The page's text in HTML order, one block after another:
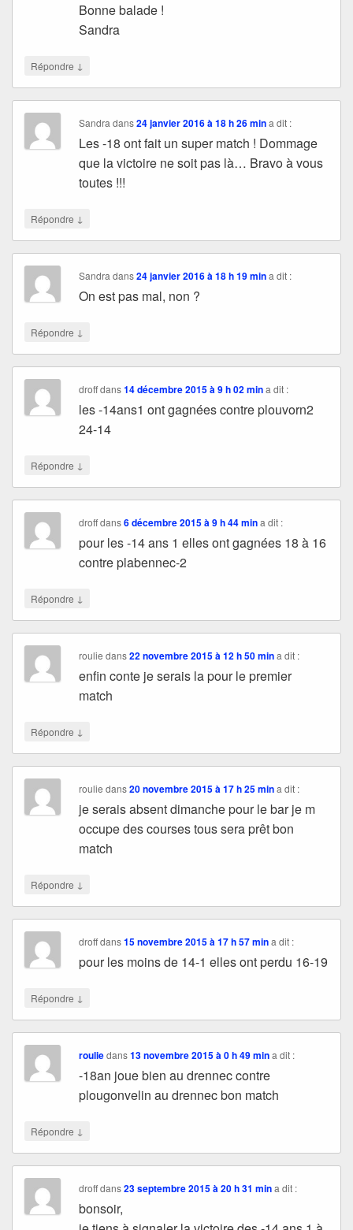
Bonne balade !
Sandra
Répondre ↓
Sandradans24 janvier 2016 à 18 h 26 min a dit :
Les -18 ont fait un super match ! Dommage
que la victoire ne soit pas là… Bravo à vous
toutes !!!
Répondre ↓
Sandradans24 janvier 2016 à 18 h 19 min a dit :
On est pas mal, non ?
Répondre ↓
droffdans14 décembre 2015 à 9 h 02 min a dit :
les -14ans1 ont gagnées contre plouvorn2
24-14
Répondre ↓
droffdans6 décembre 2015 à 9 h 44 min a dit :
pour les -14 ans 1 elles ont gagnées 18 à 16
contre plabennec-2
Répondre ↓
roulie dans22 novembre 2015 à 12 h 50 min a dit :
enfin conte je serais la pour le premier
match
Répondre ↓
roulie dans20 novembre 2015 à 17 h 25 min a dit :
je serais absent dimanche pour le bar je m
occupe des courses tous sera prêt bon
match
Répondre ↓
droffdans15 novembre 2015 à 17 h 57 min a dit :
pour les moins de 14-1 elles ont perdu 16-19
Répondre ↓
rouliedans13 novembre 2015 à 0 h 49 min a dit :
-18an joue bien au drennec contre
plougonvelin au drennec bon match
Répondre ↓
droffdans23 septembre 2015 à 20 h 31 min a dit :
bonsoir,